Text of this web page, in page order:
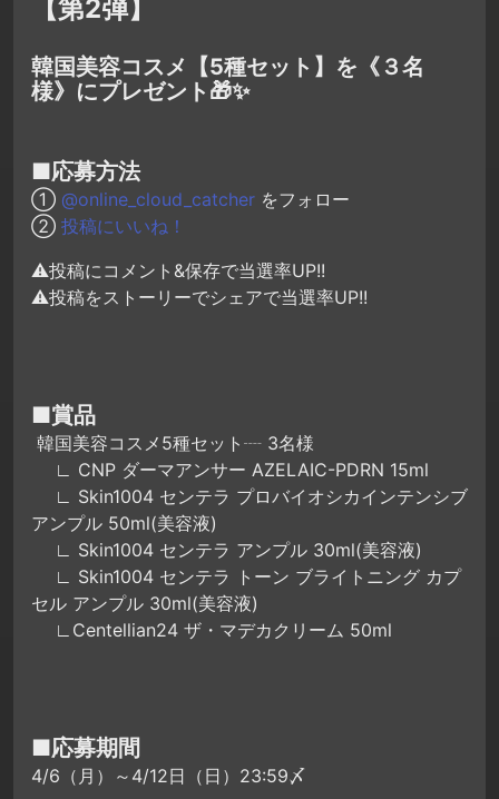
【第2弾】
韓国美容コスメ【5種セット】を《３名
様》にプレゼント🎁✨
■応募方法
① @online_cloud_catcher をフォロー
② 投稿にいいね！
⚠️投稿にコメント&保存で当選率UP!!
⚠️投稿をストーリーでシェアで当選率UP!!
■賞品
韓国美容コスメ5種セット┈ 3名様
∟ CNP ダーマアンサー AZELAIC-PDRN 15ml
∟ Skin1004 センテラ プロバイオシカインテンシブ
アンプル 50ml(美容液)
∟ Skin1004 センテラ アンプル 30ml(美容液)
∟ Skin1004 センテラ トーン ブライトニング カプ
セル アンプル 30ml(美容液)
∟Centellian24 ザ・マデカクリーム 50ml
■応募期間
4/6（月）～4/12日（日）23:59〆